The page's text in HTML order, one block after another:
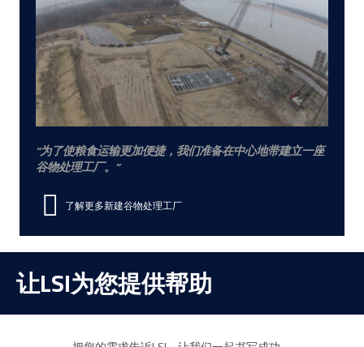
为了使粮食运输更加便捷，我们准备在中心地带建立一座
谷物处理工厂。
了解更多新建谷物处理工厂
让LSI为您提供帮助